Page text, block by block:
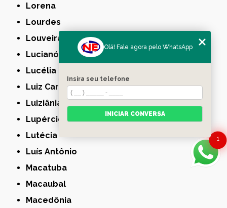
Lorena
Lourdes
Louveira
Lucianópolis
Lucélia
Luiz Carlos
Luiziânia
Lupércio
Lutécia
Luís Antônio
Macatuba
Macaubal
Macedônia
1
Olá! Fale agora pelo WhatsApp
Insira seu telefone
INICIAR CONVERSA